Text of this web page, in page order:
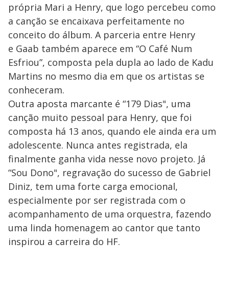
própria Mari a Henry, que logo percebeu como
a canção se encaixava perfeitamente no
conceito do álbum. A parceria entre Henry
e Gaab também aparece em “O Café Num
Esfriou”, composta pela dupla ao lado de Kadu
Martins no mesmo dia em que os artistas se
conheceram.
Outra aposta marcante é “179 Dias", uma
canção muito pessoal para Henry, que foi
composta há 13 anos, quando ele ainda era um
adolescente. Nunca antes registrada, ela
finalmente ganha vida nesse novo projeto. Já
“Sou Dono", regravação do sucesso de Gabriel
Diniz, tem uma forte carga emocional,
especialmente por ser registrada com o
acompanhamento de uma orquestra, fazendo
uma linda homenagem ao cantor que tanto
inspirou a carreira do HF.